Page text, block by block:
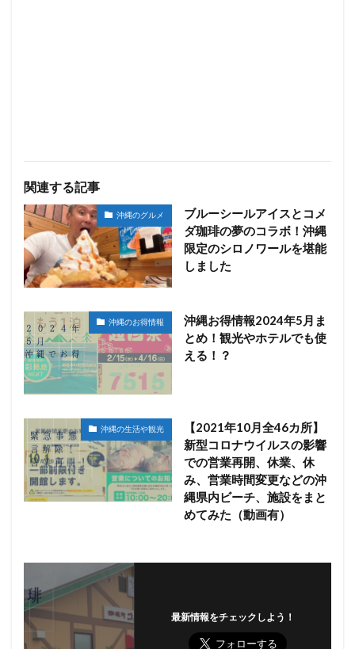
関連する記事
沖縄のグルメ
ブルーシールアイスとコメ
ダ珈琲の夢のコラボ！沖縄
限定のシロノワールを堪能
しました
沖縄のお得情報
沖縄お得情報2024年5月ま
とめ！観光やホテルでも使
える！？
沖縄の生活や観光
【2021年10月全46カ所】
新型コロナウイルスの影響
での営業再開、休業、休
み、営業時間変更などの沖
縄県内ビーチ、施設をまと
めてみた（動画有）
最新情報をチェックしよう！